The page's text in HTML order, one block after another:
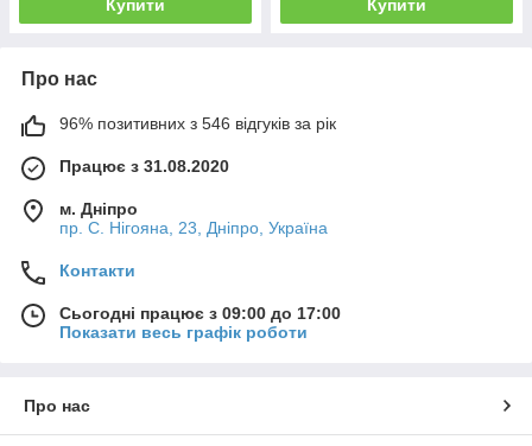
Купити Купити
Про нас
96% позитивних з 546 відгуків за рік
Працює з 31.08.2020
м. Дніпро
пр. С. Нігояна, 23, Дніпро, Україна
Контакти
Сьогодні працює з 09:00 до 17:00
Показати весь графік роботи
Про нас